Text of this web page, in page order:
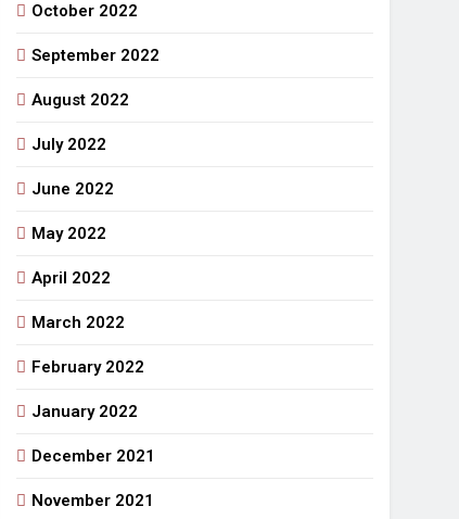
October 2022
September 2022
August 2022
July 2022
June 2022
May 2022
April 2022
March 2022
February 2022
January 2022
December 2021
November 2021